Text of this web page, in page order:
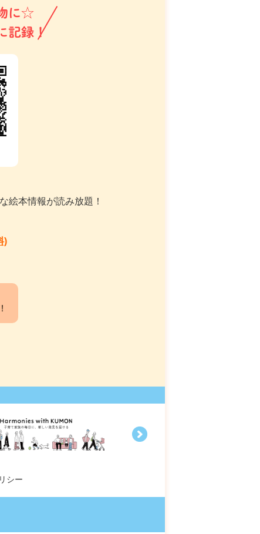
に☆
記録！
絵本情報が読み放題！
)
シー